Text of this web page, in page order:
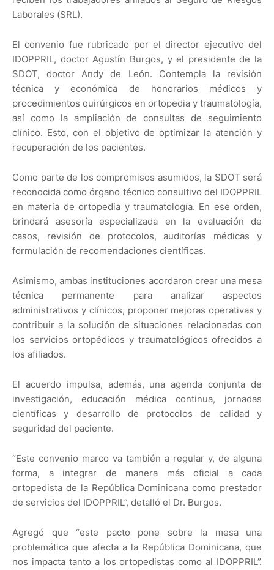
Laborales (SRL).
El convenio fue rubricado por el director ejecutivo del
IDOPPRIL, doctor Agustín Burgos, y el presidente de la
SDOT, doctor Andy de León. Contempla la revisión
técnica y económica de honorarios médicos y
procedimientos quirúrgicos en ortopedia y traumatología,
así como la ampliación de consultas de seguimiento
clínico. Esto, con el objetivo de optimizar la atención y
recuperación de los pacientes.
Como parte de los compromisos asumidos, la SDOT será
reconocida como órgano técnico consultivo del IDOPPRIL
en materia de ortopedia y traumatología. En ese orden,
brindará asesoría especializada en la evaluación de
casos, revisión de protocolos, auditorías médicas y
formulación de recomendaciones científicas.
Asimismo, ambas instituciones acordaron crear una mesa
técnica permanente para analizar aspectos
administrativos y clínicos, proponer mejoras operativas y
contribuir a la solución de situaciones relacionadas con
los servicios ortopédicos y traumatológicos ofrecidos a
los afiliados.
El acuerdo impulsa, además, una agenda conjunta de
investigación, educación médica continua, jornadas
científicas y desarrollo de protocolos de calidad y
seguridad del paciente.
“Este convenio marco va también a regular y, de alguna
forma, a integrar de manera más oficial a cada
ortopedista de la República Dominicana como prestador
de servicios del IDOPPRIL”, detalló el Dr. Burgos.
Agregó que “este pacto pone sobre la mesa una
problemática que afecta a la República Dominicana, que
nos impacta tanto a los ortopedistas como al IDOPPRIL”.